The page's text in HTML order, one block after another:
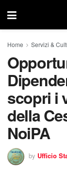
Home Servizi &
scopri i
della
NoiPA
by Ufficio